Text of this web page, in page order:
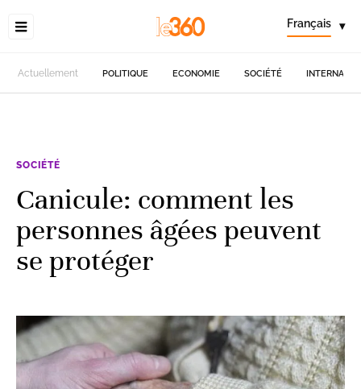
Français ▾
Actuellement POLITIQUE ECONOMIE SOCIÉTÉ
SOCIÉTÉ
Canicule: comment les
personnes âgées peuvent
se protéger